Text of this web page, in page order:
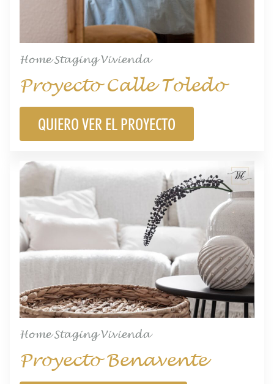
Home Staging Vivienda
Proyecto Calle Toledo
QUIERO VER EL PROYECTO
Home Staging Vivienda
Proyecto Benavente